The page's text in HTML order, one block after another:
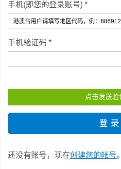
手机(即您的登录账号) *
手机验证码 *
还没有账号，现在创建您的帐号。